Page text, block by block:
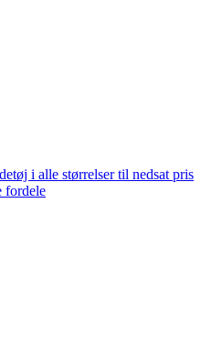
i alle størrelser til nedsat pris
fordele